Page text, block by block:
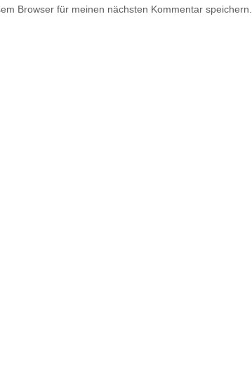
Browser für meinen nächsten Kommentar speichern.